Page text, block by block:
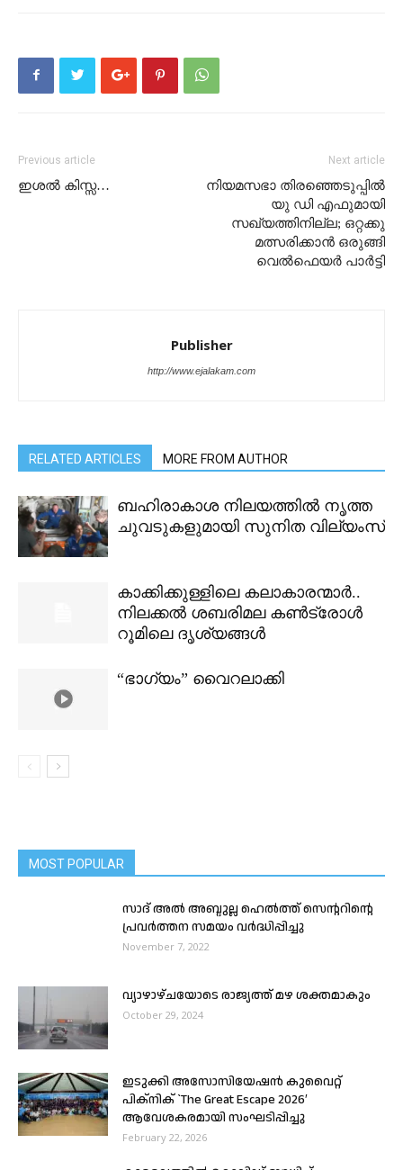
Previous article
ഇശൽ കിസ്സ…
Next article
നിയമസഭാ തിരഞ്ഞെടുപ്പിൽ
യു ഡി എഫുമായി
സഖ്യത്തിനില്ല; ഒറ്റക്കു
മത്സരിക്കാൻ ഒരുങ്ങി
വെൽഫെയർ പാർട്ടി
Publisher
http://www.ejalakam.com
RELATED ARTICLES MORE FROM AUTHOR
ബഹിരാകാശ നിലയത്തിൽ നൃത്ത
ചുവടുകളുമായി സുനിത വില്യംസ്
കാക്കിക്കുള്ളിലെ കലാകാരന്മാർ..
നിലക്കൽ ശബരിമല കൺട്രോൾ
റൂമിലെ ദൃശ്യങ്ങൾ
“ഭാഗ്യം” വൈറലാക്കി
MOST POPULAR
സാദ് അൽ അബ്ദുല്ല ഹെൽത്ത് സെന്ററിന്റെ
പ്രവർത്തന സമയം വർദ്ധിപ്പിച്ചു
November 7, 2022
വ്യാഴാഴ്ചയോടെ രാജ്യത്ത് മഴ ശക്തമാകും
October 29, 2024
ഇടുക്കി അസോസിയേഷൻ കുവൈറ്റ്
പിക്‌നിക് `The Great Escape 2026′
ആവേശകരമായി സംഘടിപ്പിച്ചു
February 22, 2026